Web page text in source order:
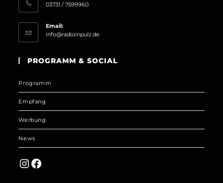
03731 / 7599960
Email:
info@radioinpulz.de
application
PROGRAMM & SOCIAL
Programm
Empfang
Werbung
News
Instagram
Facebook